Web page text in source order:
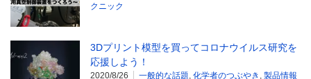
クニック
3Dプリント模型を買ってコロナウイルス研究を
応援しよう！
2020/8/26 一般的な話題, 化学者のつぶやき , 製品情報